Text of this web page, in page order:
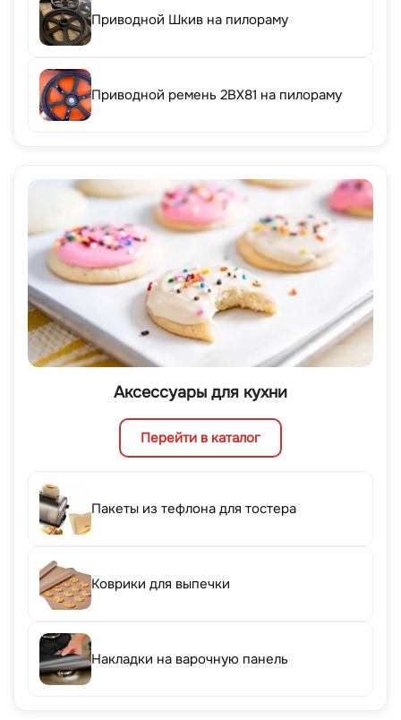
Приводной Шкив на пилораму
Приводной ремень 2BX81 на пилораму
Аксессуары для кухни
Перейти в каталог
Пакеты из тефлона для тостера
Коврики для выпечки
Накладки на варочную панель